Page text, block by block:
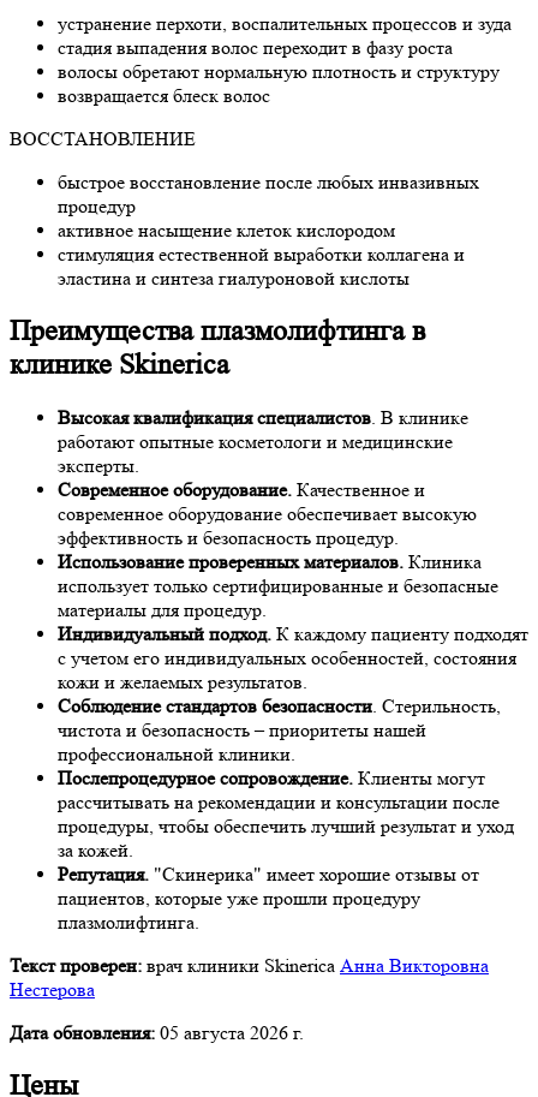
устранение перхоти, воспалительных процессов и зуда
стадия выпадения волос переходит в фазу роста
волосы обретают нормальную плотность и структуру
возвращается блеск волос
ВОССТАНОВЛЕНИЕ
быстрое восстановление после любых инвазивных
процедур
активное насыщение клеток кислородом
стимуляция естественной выработки коллагена и
эластина и синтеза гиалуроновой кислоты
Преимущества плазмолифтинга в
клинике Skinerica
Высокая квалификация специалистов . В клинике
работают опытные косметологи и медицинские
эксперты.
Современное оборудование. Качественное и
современное оборудование обеспечивает высокую
эффективность и безопасность процедур.
Использование проверенных материалов. Клиника
использует только сертифицированные и безопасные
материалы для процедур.
Индивидуальный подход. К каждому пациенту подходят
с учетом его индивидуальных особенностей, состояния
кожи и желаемых результатов.
Соблюдение стандартов безопасности . Стерильность,
чистота и безопасность – приоритеты нашей
профессиональной клиники.
Послепроцедурное сопровождение. Клиенты могут
рассчитывать на рекомендации и консультации после
процедуры, чтобы обеспечить лучший результат и уход
за кожей.
Репутация. "Скинерика" имеет хорошие отзывы от
пациентов, которые уже прошли процедуру
плазмолифтинга.
Текст проверен: врач клиники Skinerica Анна Викторовна
Нестерова
Дата обновления: 05 августа 2026 г.
Цены